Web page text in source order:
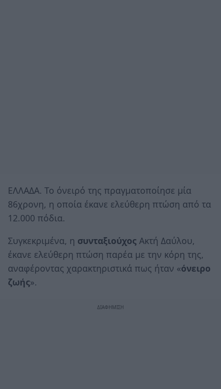
ΕΛΛΑΔΑ. Το όνειρό της πραγματοποίησε μία
86χρονη, η οποία έκανε ελεύθερη πτώση από τα
12.000 πόδια.
Συγκεκριμένα, η συνταξιούχος Ακτή Δαύλου,
έκανε ελεύθερη πτώση παρέα με την κόρη της,
αναφέροντας χαρακτηριστικά πως ήταν «όνειρο
ζωής».